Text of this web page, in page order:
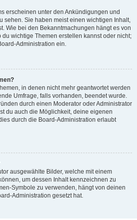
erscheinen unter den Ankündigungen und
sehen. Sie haben meist einen wichtigen Inhalt,
Wie bei den Bekanntmachungen hängt es von
wichtige Themen erstellen kannst oder nicht;
Administration ein.
in denen nicht mehr geantwortet werden
Umfrage, falls vorhanden, beendet wurde.
durch einen Moderator oder Administrator
du auch die Möglichkeit, deine eigenen
durch die Board-Administration erlaubt
ausgewählte Bilder, welche mit einem
um dessen Inhalt kennzeichnen zu
Symbole zu verwenden, hängt von deinen
Administration gesetzt hat.